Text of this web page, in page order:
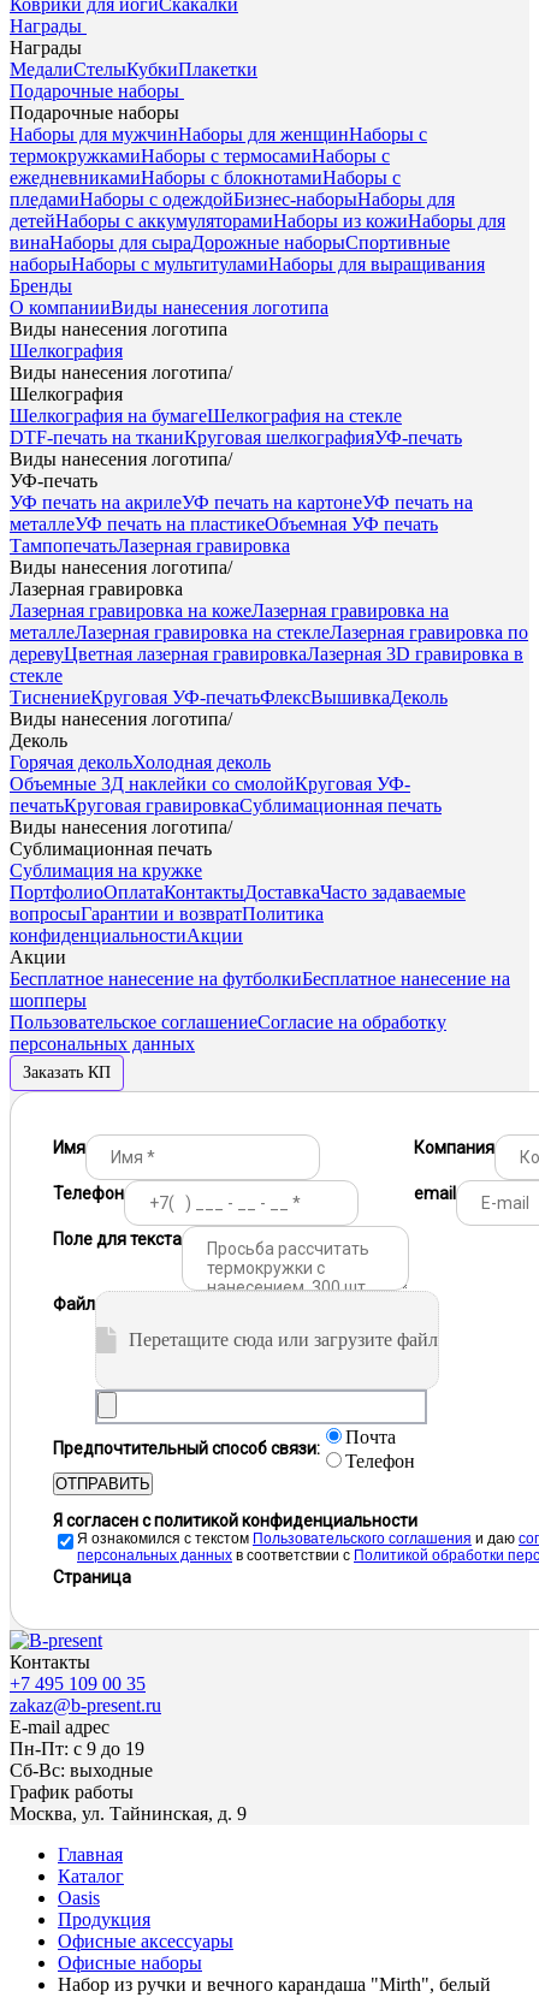
Коврики для йогиСкакалки
Награды
Награды
МедалиСтелыКубкиПлакетки
Подарочные наборы
Подарочные наборы
Наборы для мужчинНаборы для женщинНаборы с
термокружкамиНаборы с термосамиНаборы с
ежедневникамиНаборы с блокнотамиНаборы с
пледамиНаборы с одеждойБизнес-наборыНаборы для
детейНаборы с аккумуляторамиНаборы из кожиНаборы для
винаНаборы для сыраДорожные наборыСпортивные
наборыНаборы с мультитуламиНаборы для выращивания
Бренды
О компанииВиды нанесения логотипа
Виды нанесения логотипа
Шелкография
Виды нанесения логотипа/
Шелкография
Шелкография на бумагеШелкография на стекле
DTF-печать на тканиКруговая шелкографияУФ-печать
Виды нанесения логотипа/
УФ-печать
УФ печать на акрилеУФ печать на картонеУФ печать на
металлеУФ печать на пластикеОбъемная УФ печать
ТампопечатьЛазерная гравировка
Виды нанесения логотипа/
Лазерная гравировка
Лазерная гравировка на кожеЛазерная гравировка на
металлеЛазерная гравировка на стеклеЛазерная гравировка по
деревуЦветная лазерная гравировкаЛазерная 3D гравировка в
стекле
ТиснениеКруговая УФ-печатьФлексВышивкаДеколь
Виды нанесения логотипа/
Деколь
Горячая декольХолодная деколь
Объемные 3Д наклейки со смолойКруговая УФ-
печатьКруговая гравировкаСублимационная печать
Виды нанесения логотипа/
Сублимационная печать
Сублимация на кружке
ПортфолиоОплатаКонтактыДоставкаЧасто задаваемые
вопросыГарантии и возвратПолитика
конфиденциальностиАкции
Акции
Бесплатное нанесение на футболкиБесплатное нанесение на
шопперы
Пользовательское соглашениеСогласие на обработку
персональных данных
Заказать КП
Имя Компания
Телефон email
Поле для текста
Файл
Перетащите сюда или загрузите файл
Предпочтительный способ связи:
Почта
Телефон
ОТПРАВИТЬ
Я согласен с политикой конфиденциальности
Я ознакомился с текстом Пользовательского соглашения и даю
персональных данных в соответствии с Политикой обработки
Страница
Контакты
+7 495 109 00 35
zakaz@b-present.ru
E-mail адрес
Пн-Пт: с 9 до 19
Сб-Вс: выходные
График работы
Москва, ул. Тайнинская, д. 9
Главная
Каталог
Oasis
Продукция
Офисные аксессуары
Офисные наборы
Набор из ручки и вечного карандаша "Mirth", белый